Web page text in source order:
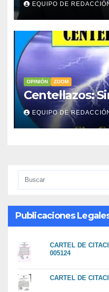
EQUIPO DE
OPINIÓN ZOOM
Centellazos:
EQUIPO DE
Publicaciones
CARTEL DE
005124
CARTEL DE